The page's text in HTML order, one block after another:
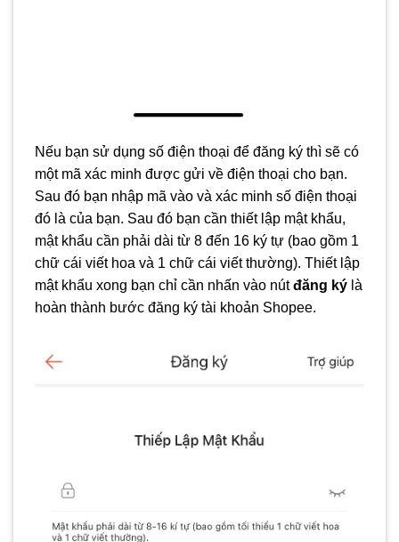
Nếu bạn sử dụng số điện thoại để đăng ký thì sẽ có
một mã xác minh được gửi về điện thoại cho bạn.
Sau đó bạn nhập mã vào và xác minh số điện thoại
đó là của bạn. Sau đó bạn cần thiết lập mật khẩu,
mật khẩu cần phải dài từ 8 đến 16 ký tự (bao gồm 1
chữ cái viết hoa và 1 chữ cái viết thường). Thiết lập
mật khẩu xong bạn chỉ cần nhấn vào nútđăng ký là
hoàn thành bước đăng ký tài khoản Shopee.